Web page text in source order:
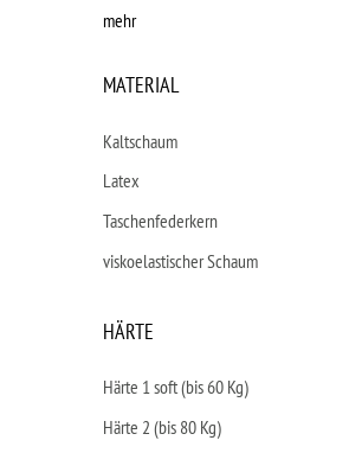
mehr
MATERIAL
Kaltschaum
Latex
Taschenfederkern
viskoelastischer Schaum
HÄRTE
Härte 1 soft (bis 60 Kg)
Härte 2 (bis 80 Kg)